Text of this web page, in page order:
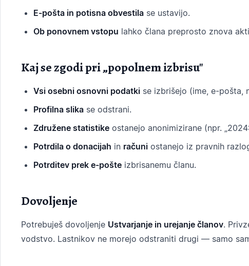
E-pošta in potisna obvestila se ustavijo.
Ob ponovnem vstopu lahko člana preprosto znova
Kaj se zgodi pri „popolnem izbrisu"
Vsi osebni osnovni podatki se izbrišejo (ime, e-pošta,
Profilna slika se odstrani.
Združene statistike ostanejo anonimizirane (npr.
Potrdila o donacijah in računi ostanejo iz pravnih
Potrditev prek e-pošte izbrisanemu članu.
Dovoljenje
Potrebuješ dovoljenje Ustvarjanje in urejanje članov.
vodstvo. Lastnikov ne morejo odstraniti drugi — samo